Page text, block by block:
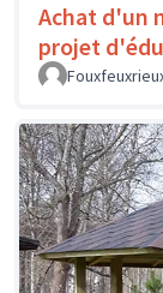
Achat d'un
projet